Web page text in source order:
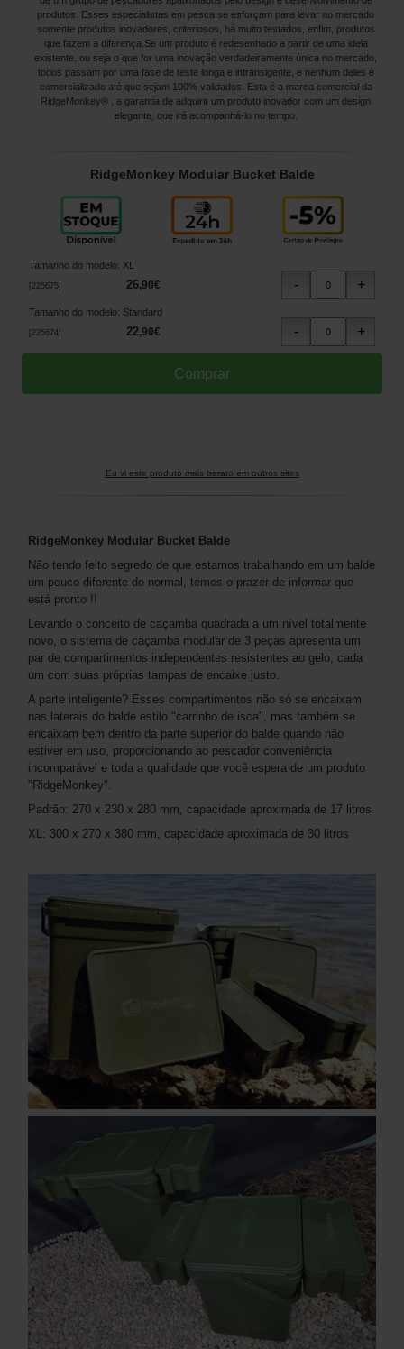
produtos. Esses especialistas em pesca se esforçam para levar ao mercado
somente produtos inovadores, criteriosos, há muito testados, enfim, produtos
que fazem a diferença.Se um produto é redesenhado a partir de uma ideia
existente, ou seja o que for uma inovação verdadeiramente única no mercado,
todos passam por uma fase de teste longa e intransigente, e nenhum deles é
comercializado até que sejam 100% validados. Esta é a marca comercial da
RidgeMonkey® , a garantia de adquirir um produto inovador com um design
elegante, que irá acompanhá-lo no tempo.
RidgeMonkey Modular Bucket Balde
Tamanho do modelo: XL
225675] 26,90€
Tamanho do modelo: Standard
225674] 22,90€
Eu vi este produto mais barato em outros sites
RidgeMonkey Modular Bucket Balde
Não tendo feito segredo de que estamos trabalhando em um balde
um pouco diferente do normal, temos o prazer de informar que
está pronto !!
Levando o conceito de caçamba quadrada a um nível totalmente
novo, o sistema de caçamba modular de 3 peças apresenta um
par de compartimentos independentes resistentes ao gelo, cada
um com suas próprias tampas de encaixe justo.
A parte inteligente? Esses compartimentos não só se encaixam
nas laterais do balde estilo "carrinho de isca", mas também se
encaixam bem dentro da parte superior do balde quando não
estiver em uso, proporcionando ao pescador conveniência
incomparável e toda a qualidade que você espera de um produto
"RidgeMonkey".
Padrão: 270 x 230 x 280 mm, capacidade aproximada de 17 litros
XL: 300 x 270 x 380 mm, capacidade aproximada de 30 litros